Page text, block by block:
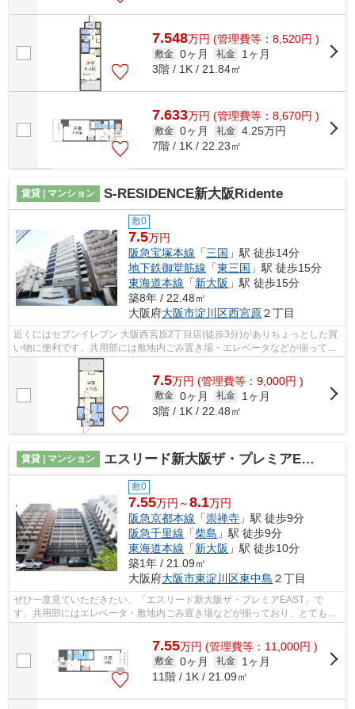
7.548万円 (管理費等：8,520円 )
敷金 0ヶ月 礼金
1ヶ月
3階 / 1K / 21.84㎡
7.633万円 (管理費等：8,670円 )
敷金 0ヶ月 礼金 4.25万円
7階 / 1K / 22.23㎡
賃貸 | マンション S-RESIDENCE新大阪Ridente
敷0
7.5万円
阪急宝塚本線 「三国 」駅 徒歩14分
地下鉄御堂筋線 「東三国 」駅 徒歩15分
東海道本線 「新大阪 」駅 徒歩15分
築8年 / 22.48㎡
大阪府大阪市淀川区西宮原２丁目
近くにはセブンイレブン 大阪西宮原2丁目店(徒歩3分)がありちょっとした買
い物に便利です。共用部には敷地内ごみ置き場・エレベータなどが揃ってお
り、とても充実しています。地上10階...
7.5万円 (管理費等：9,000円 )
敷金 0ヶ月 礼金
1ヶ月
3階 / 1K / 22.48㎡
賃貸 | マンション エスリード新大阪ザ・プレミアEAST
敷0
7.55万円～8.1万円
阪急京都本線 「崇禅寺 」駅 徒歩9分
阪急千里線 「柴島 」駅 徒歩9分
東海道本線 「新大阪 」駅 徒歩10分
築1年 / 21.09㎡
大阪府大阪市東淀川区東中島 ２丁目
ぜひ一度見ていただきたい、「エスリード新大阪ザ・プレミアEAST」で
す。共用部にはエレベータ・敷地内ごみ置き場などが揃っており、とても充
7.55万円 (管理費等：11,000円 )
敷金 0ヶ月 礼金
1ヶ月
11階 / 1K / 21.09㎡